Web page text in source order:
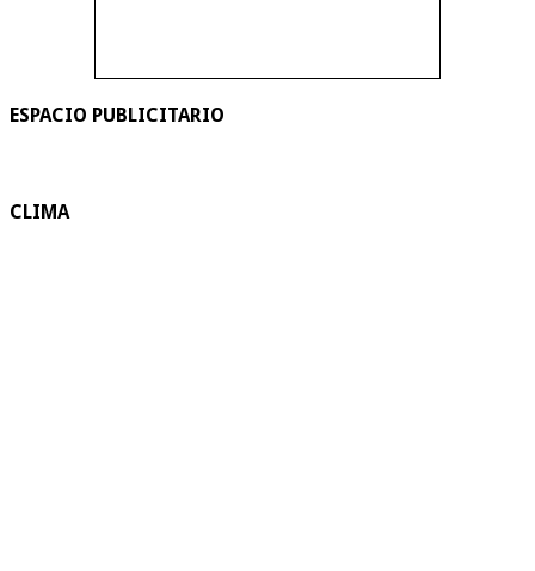
ESPACIO PUBLICITARIO
CLIMA